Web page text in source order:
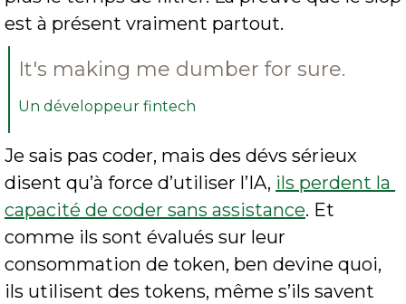
est à présent vraiment partout.
It's making me dumber for sure.
Un développeur fintech
Je sais pas coder, mais des dévs sérieux
disent qu’à force d’utiliser l’IA, ils perdent la
capacité de coder sans assistance. Et
comme ils sont évalués sur leur
consommation de token, ben devine quoi,
ils utilisent des tokens, même s’ils savent